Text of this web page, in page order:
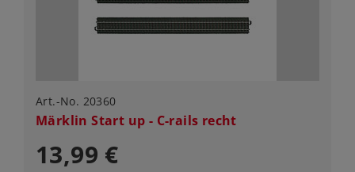
Art.-No. 20360
Märklin Start up - C-rails recht
13,99 €